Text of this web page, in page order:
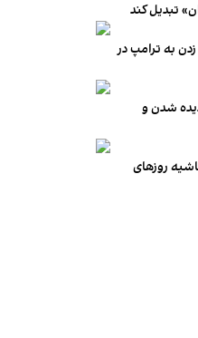
به ترامپ در
شدن و
روزهای